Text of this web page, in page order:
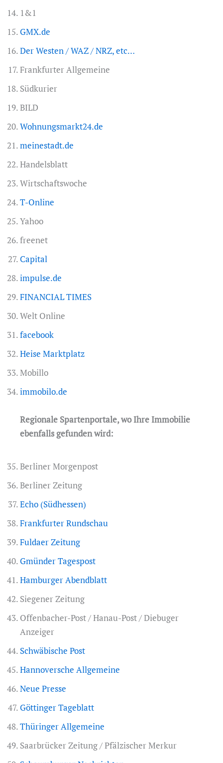
1&1
GMX.de
Der Westen / WAZ / NRZ, etc…
Frankfurter Allgemeine
Südkurier
BILD
Wohnungsmarkt24.de
meinestadt.de
Handelsblatt
Wirtschaftswoche
T-Online
Yahoo
freenet
Capital
impulse.de
FINANCIAL TIMES
Welt Online
facebook
Heise Marktplatz
Mobillo
immobilo.de
Regionale Spartenportale, wo Ihre Immobilie
ebenfalls gefunden wird:
Berliner Morgenpost
Berliner Zeitung
Echo (Südhessen)
Frankfurter Rundschau
Fuldaer Zeitung
Gmünder Tagespost
Hamburger Abendblatt
Siegener Zeitung
Offenbacher-Post / Hanau-Post / Diebuger
Anzeiger
Schwäbische Post
Hannoversche Allgemeine
Neue Presse
Göttinger Tageblatt
Thüringer Allgemeine
Saarbrücker Zeitung / Pfälzischer Merkur